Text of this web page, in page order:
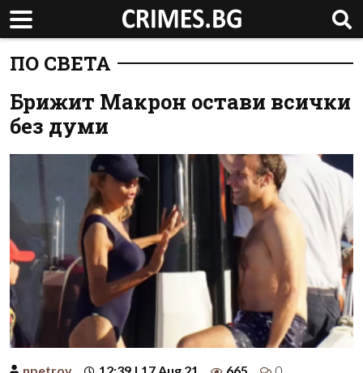
ПО СВЕТА
Брижит Макрон остави всички
без думи
npetrov 12:39 | 17 Aug 21 665 0